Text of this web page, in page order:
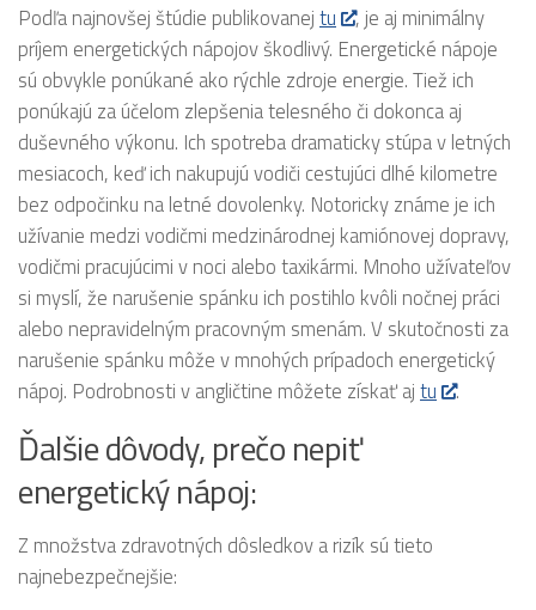
Podľa najnovšej štúdie publikovanej tu
, je aj minimálny
príjem energetických nápojov škodlivý. Energetické nápoje
sú obvykle ponúkané ako rýchle zdroje energie. Tiež ich
ponúkajú za účelom zlepšenia telesného či dokonca aj
duševného výkonu. Ich spotreba dramaticky stúpa v letných
mesiacoch, keď ich nakupujú vodiči cestujúci dlhé kilometre
bez odpočinku na letné dovolenky. Notoricky známe je ich
užívanie medzi vodičmi medzinárodnej kamiónovej dopravy,
vodičmi pracujúcimi v noci alebo taxikármi. Mnoho užívateľov
si myslí, že narušenie spánku ich postihlo kvôli nočnej práci
alebo nepravidelným pracovným smenám. V skutočnosti za
narušenie spánku môže v mnohých prípadoch energetický
nápoj. Podrobnosti v angličtine môžete získať aj tu .
Ďalšie dôvody, prečo nepiť
energetický nápoj:
Z množstva zdravotných dôsledkov a rizík sú tieto
najnebezpečnejšie: